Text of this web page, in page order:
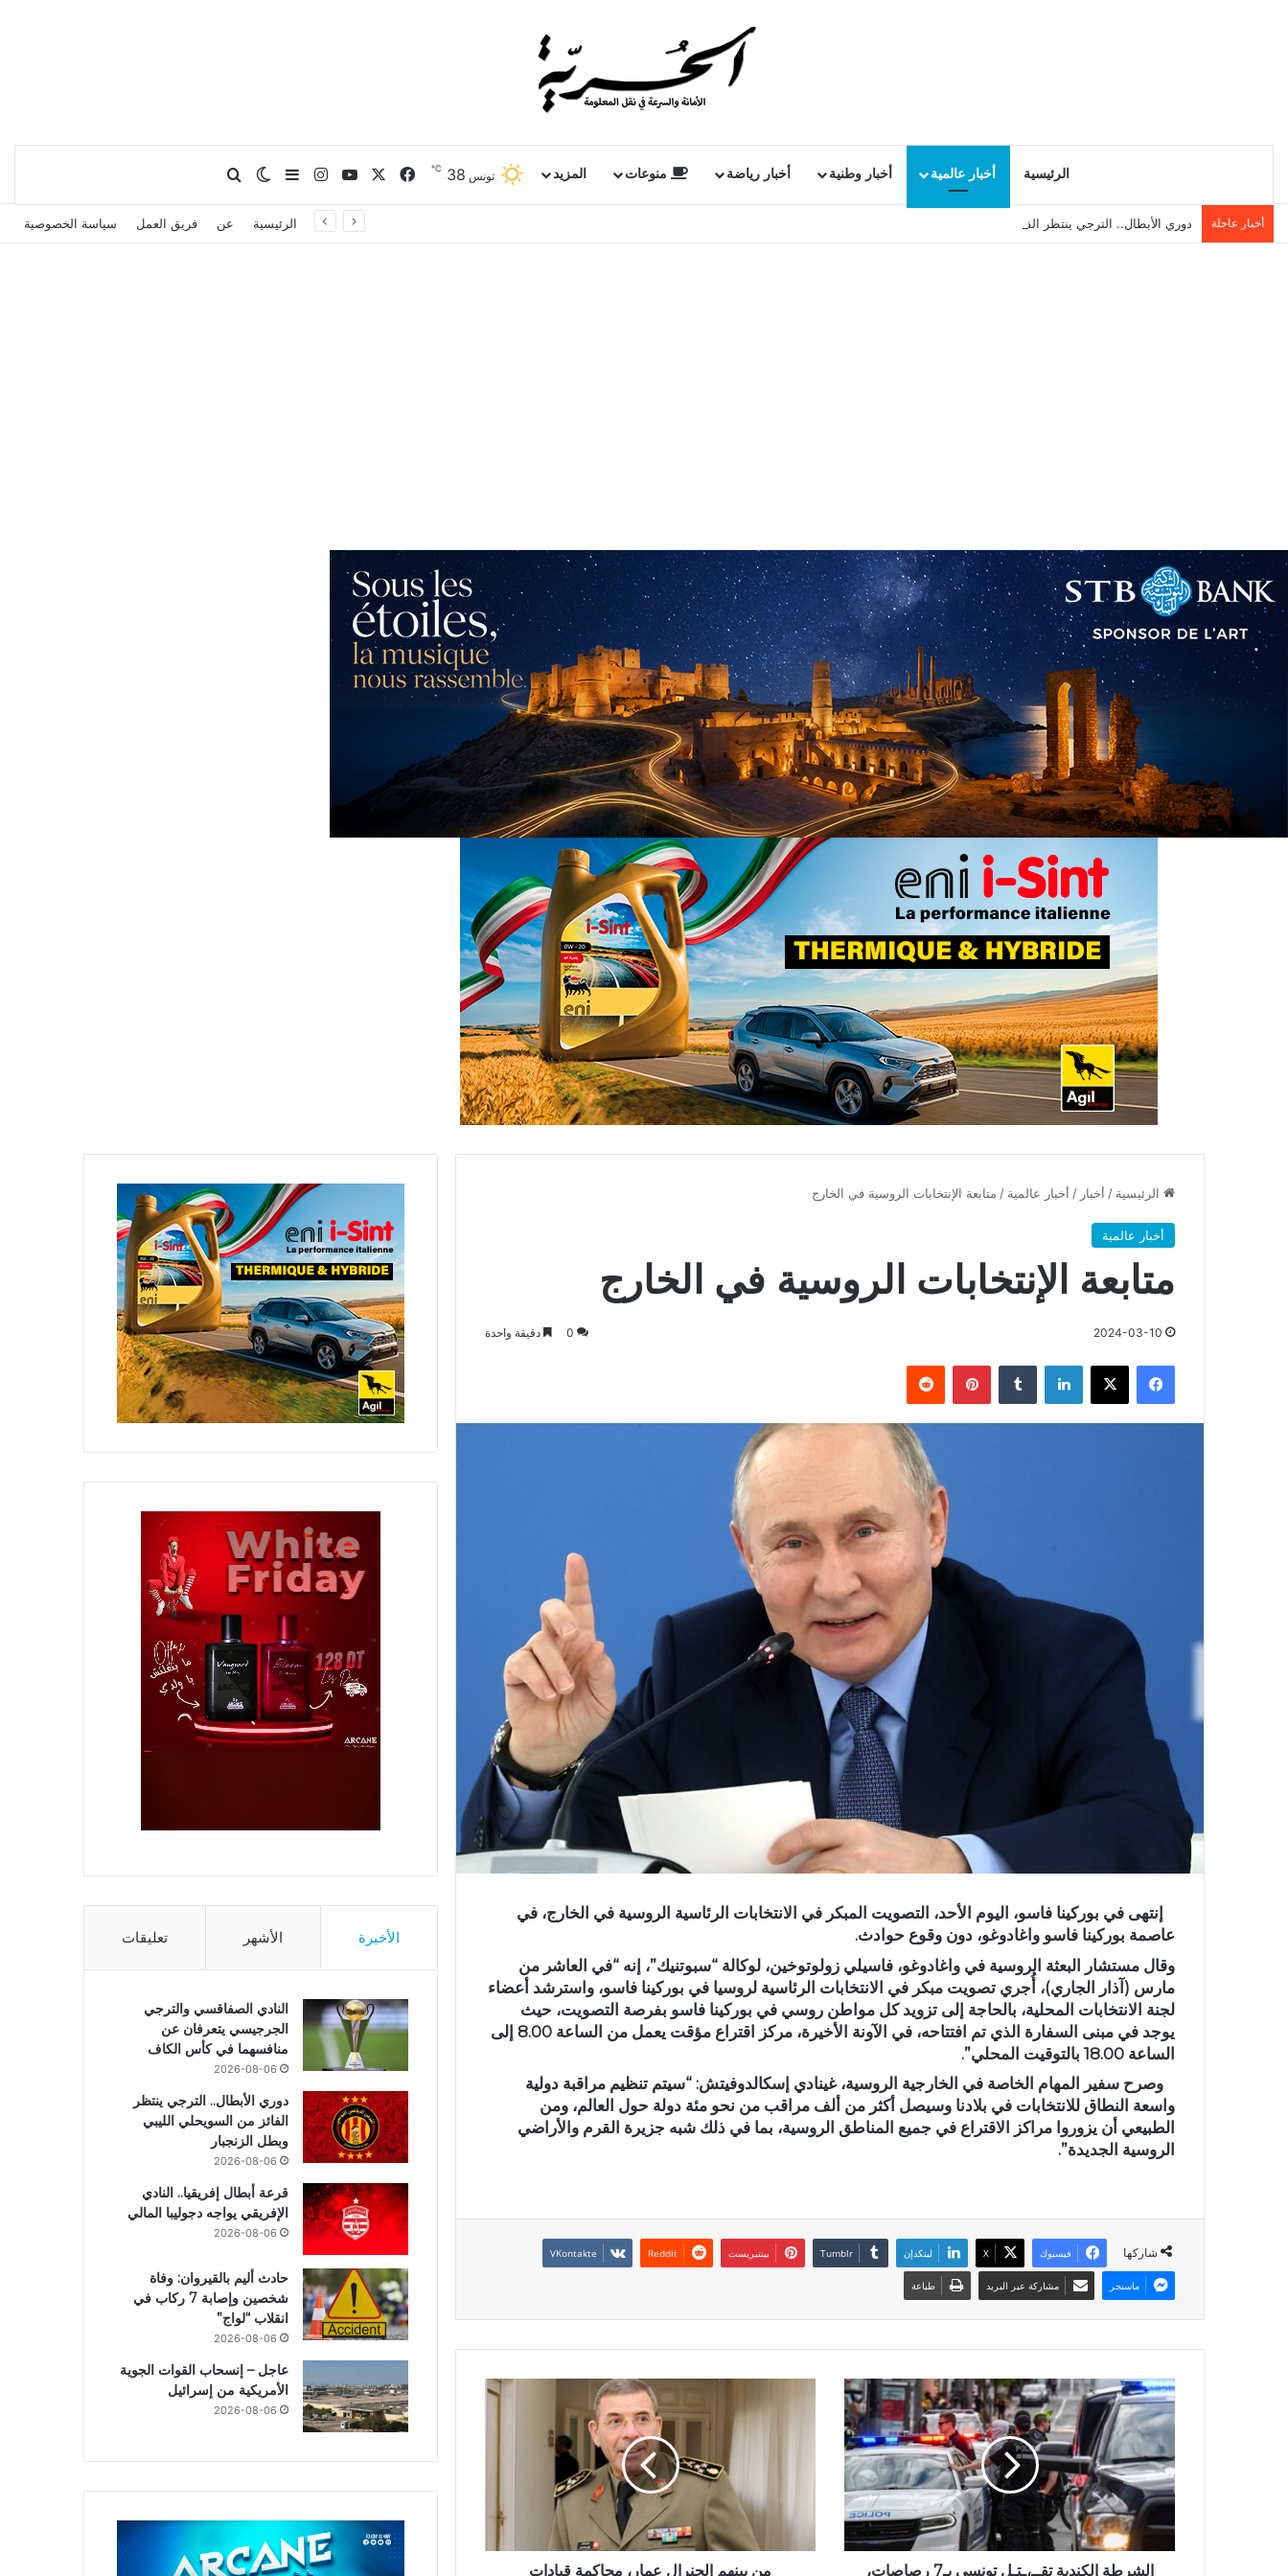
الرئيسية أخبار عالمية أخبار وطنية أخبار رياضة منوعات المزيد تونس 38
℃ فيسبوك يوتيوبانستقرامإضافة عمود جانبي
الوضع المظلم
بحث عن
أخبار عاجلة دوري الأبطال.. الترجي ينتظر الفائز من السويحلي الليبي وبطل الزنجبار الرئيسية عن فريق العمل سياسة الخصوصية
الرئيسية / أخبار / أخبار عالمية / متابعة الإنتخابات الروسية في الخارج
أخبار عالمية
متابعة الإنتخابات الروسية في الخارج
2024-03-10
0 دقيقة واحدة
فيسبوك X لينكدإن بينتيريست
إنتهى في بوركينا فاسو، اليوم الأحد، التصويت المبكر في الانتخابات الرئاسية الروسية في الخارج، في
عاصمة بوركينا فاسو واغادوغو، دون وقوع حوادث.
وقال مستشار البعثة الروسية في واغادوغو، فاسيلي زولوتوخين، لوكالة “سبوتنيك”، إنه “في العاشر من
مارس (آذار الجاري)، أُجري تصويت مبكر في الانتخابات الرئاسية لروسيا في بوركينا فاسو، واسترشد أعضاء
لجنة الانتخابات المحلية، بالحاجة إلى تزويد كل مواطن روسي في بوركينا فاسو بفرصة التصويت، حيث
يوجد في مبنى السفارة الذي تم افتتاحه، في الآونة الأخيرة، مركز اقتراع مؤقت يعمل من الساعة 8.00 إلى
الساعة 18.00 بالتوقيت المحلي”.
وصرح سفير المهام الخاصة في الخارجية الروسية، غينادي إسكالدوفيتش: “سيتم تنظيم مراقبة دولية
واسعة النطاق للانتخابات في بلادنا وسيصل أكثر من ألف مراقب من نحو مئة دولة حول العالم، ومن
الطبيعي أن يزوروا مراكز الاقتراع في جميع المناطق الروسية، بما في ذلك شبه جزيرة القرم والأراضي
الروسية الجديدة”.
شاركها فيسبوك X لينكدإن بينتيريست
ماسنجر مشاركة عبر البريد طباعة
الشرطة الكندية تقــ،ـتـل تونسي بـ7 رصاصات،
من بينهم الجنرال عمار، محاكمة قيادات
الأخيرة الأشهر تعليقات
النادي الصفاقسي والترجي
الجرجيسي يتعرفان عن
منافسهما في كأس الكاف
2026-08-06
دوري الأبطال.. الترجي ينتظر
الفائز من السويحلي الليبي
وبطل الزنجبار
2026-08-06
قرعة أبطال إفريقيا.. النادي
الإفريقي يواجه دجوليبا المالي
2026-08-06
حادث أليم بالقيروان: وفاة
شخصين وإصابة 7 ركاب في
انقلاب “لواج”
2026-08-06
عاجل – إنسحاب القوات الجوية
الأمريكية من إسرائيل
2026-08-06